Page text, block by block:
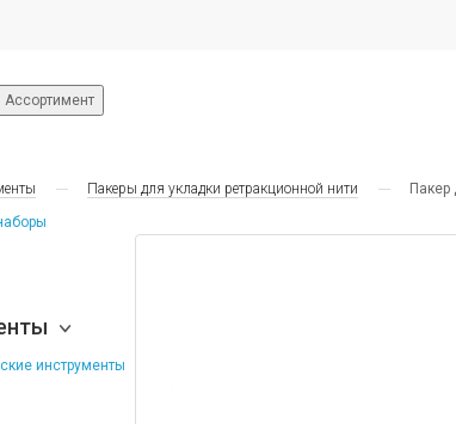
Ассортимент
инструменты
Пакеры для укладки ретракционной нити Пакер